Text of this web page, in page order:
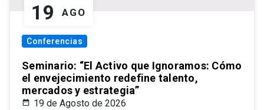
19 AGO
Conferencias
Seminario: “El Activo que Ignoramos: Cómo
el envejecimiento redefine talento,
mercados y estrategia”
19 de Agosto de 2026